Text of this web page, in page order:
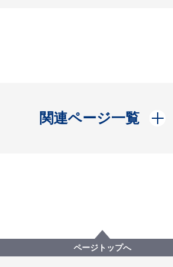
関連ページ一覧
開く
ページトップへ